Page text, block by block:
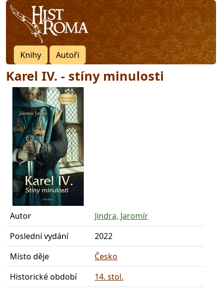
Knihy Autoři
Karel IV. - stíny minulosti
Autor
Jindra, Jaromír
Poslední vydání
2022
Místo děje
Česko
Historické období
14. stol.